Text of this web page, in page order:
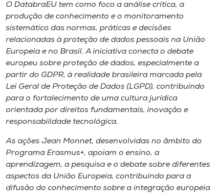
O DatabraEU tem como foco a análise crítica, a
produção de conhecimento e o monitoramento
sistemático das normas, práticas e decisões
relacionadas à proteção de dados pessoais na União
Europeia e no Brasil. A iniciativa conecta o debate
europeu sobre proteção de dados, especialmente a
partir do GDPR, à realidade brasileira marcada pela
Lei Geral de Proteção de Dados (LGPD), contribuindo
para o fortalecimento de uma cultura jurídica
orientada por direitos fundamentais, inovação e
responsabilidade tecnológica.
As ações Jean Monnet, desenvolvidas no âmbito do
Programa Erasmus+, apoiam o ensino, a
aprendizagem, a pesquisa e o debate sobre diferentes
aspectos da União Europeia, contribuindo para a
difusão do conhecimento sobre a integração europeia